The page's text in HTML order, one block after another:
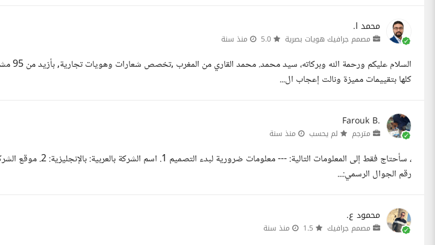
محمد ا.
مصمم جرافيك هويات بصرية منذ سنة
السلام
كلها بتقييمات مميزة ونالت إعجاب ال...
Farouk B.
مترجم لم يحسب منذ سنة
رقم الجوال الرسمي:...
محمود ع.
مصمم جرافيك منذ سنة